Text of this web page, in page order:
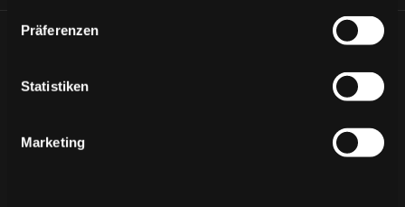
Präferenzen
Statistiken
Marketing